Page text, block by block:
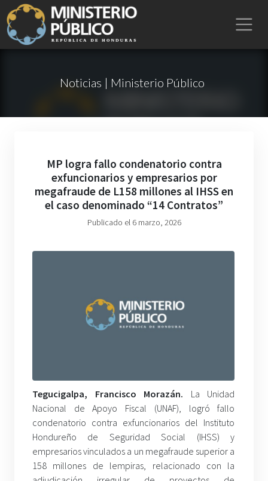
Noticias | Ministerio Público
MP logra fallo condenatorio contra
exfuncionarios y empresarios por
megafraude de L158 millones al IHSS en
el caso denominado “14 Contratos”
Publicado el 6 marzo, 2026
Tegucigalpa, Francisco Morazán. La Unidad
Nacional de Apoyo Fiscal (UNAF), logró fallo
condenatorio contra exfuncionarios del Instituto
Hondureño de Seguridad Social (IHSS) y
empresarios vinculados a un megafraude superior a
158 millones de lempiras, relacionado con la